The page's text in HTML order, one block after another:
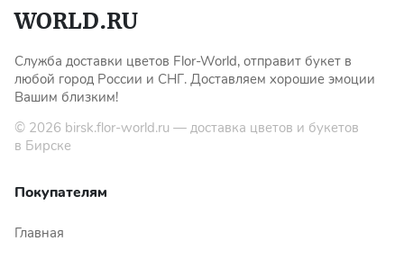
Служба доставки цветов Flor-World, отправит букет в
любой город России и СНГ. Доставляем хорошие эмоции
Вашим близким!
© 2026 birsk.flor-world.ru — доставка цветов и букетов
в Бирске
Покупателям
Главная